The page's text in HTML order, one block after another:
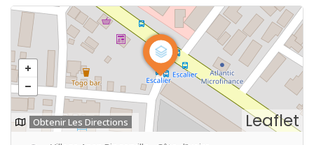
Leaflet
Obtenir Les Directions